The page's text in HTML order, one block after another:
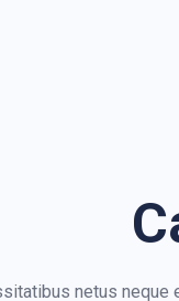
netus neque